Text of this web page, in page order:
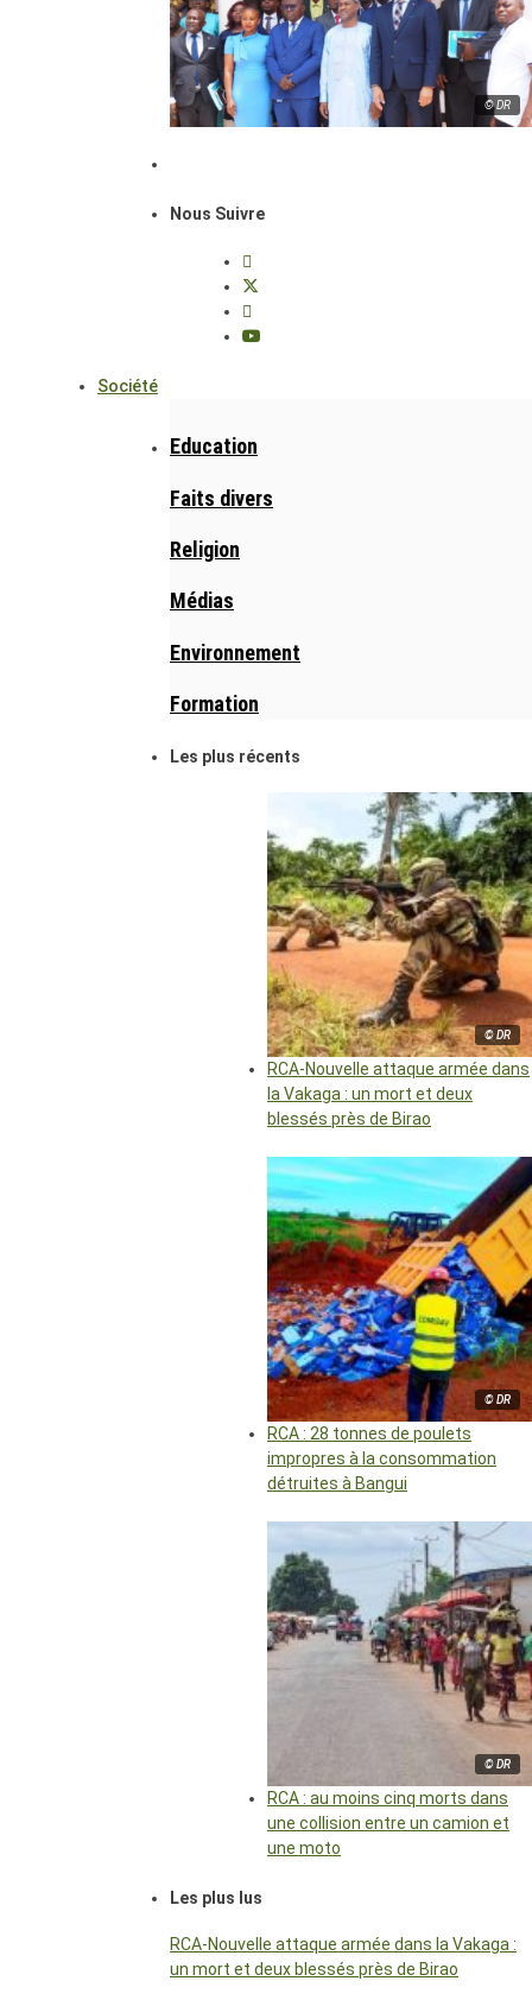
© DR
Nous Suivre
Société
Education
Faits divers
Religion
Médias
Environnement
Formation
Les plus récents
© DR
RCA-Nouvelle attaque armée dans
la Vakaga : un mort et deux
blessés près de Birao
© DR
RCA : 28 tonnes de poulets
impropres à la consommation
détruites à Bangui
© DR
RCA : au moins cinq morts dans
une collision entre un camion et
une moto
Les plus lus
RCA-Nouvelle attaque armée dans la Vakaga :
un mort et deux blessés près de Birao